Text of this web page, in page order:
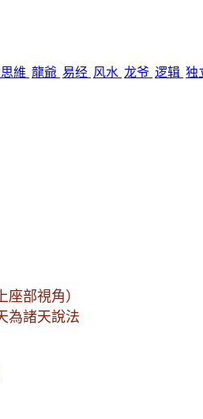
維 龍爺 易经 风水 龙爷 逻辑 独
部視角）
為諸天說法